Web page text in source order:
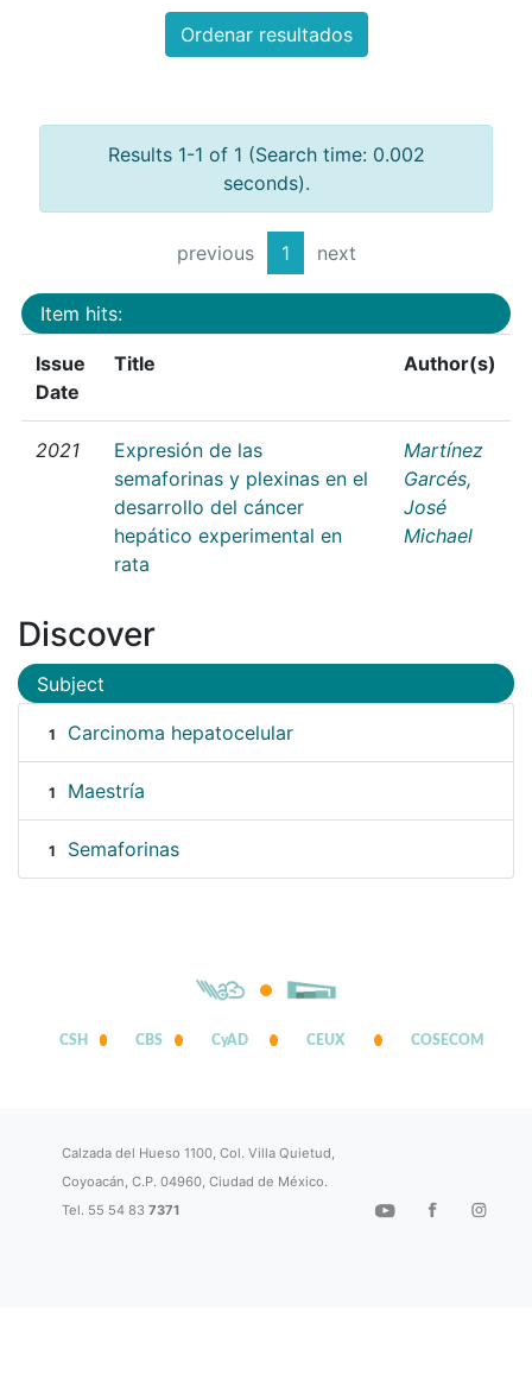
Ordenar resultados
Results 1-1 of 1 (Search time: 0.002
seconds).
previous 1 next
Item hits:
Issue
Date
Title Author(s)
2021
Expresión de las
semaforinas y plexinas en el
desarrollo del cáncer
hepático experimental en
rata
Martínez
Garcés,
José
Michael
Discover
Subject
1 Carcinoma hepatocelular
1 Maestría
1 Semaforinas
CSH CBS CyAD CEUX COSECOM
Calzada del Hueso 1100, Col. Villa Quietud,
Coyoacán, C.P. 04960, Ciudad de México.
Tel. 55 54 837371